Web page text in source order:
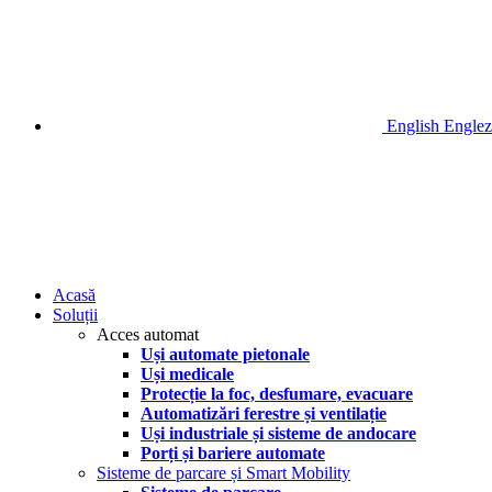
English
Acasă
Soluții
Acces automat
Uși automate pietonale
Uși medicale
Protecție la foc, desfumare, evacuare
Automatizări ferestre și ventilație
Uși industriale și sisteme de andocare
Porți și bariere automate
Sisteme de parcare și Smart Mobility